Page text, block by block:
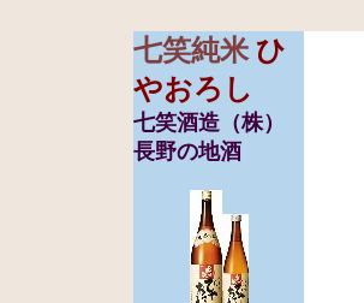
七笑純米ひ
やおろし
七笑酒造（株）
長野の地酒